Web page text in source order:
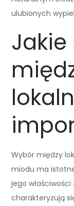
ulubionych
Wybór między
miodu ma
jego
charakteryzują